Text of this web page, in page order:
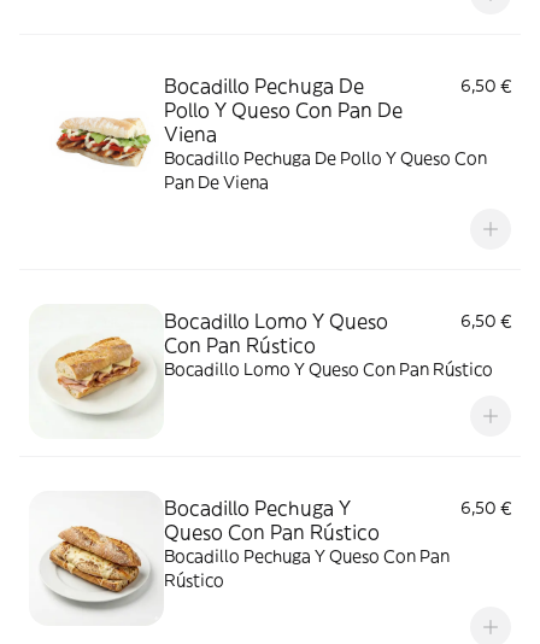
Bocadillo Pechuga De
Pollo Y Queso Con Pan De
Viena
6,50 €
Bocadillo Pechuga De Pollo Y Queso Con
Pan De Viena
Bocadillo Lomo Y Queso
Con Pan Rústico
6,50 €
Bocadillo Lomo Y Queso Con Pan Rústico
Bocadillo Pechuga Y
Queso Con Pan Rústico
6,50 €
Bocadillo Pechuga Y Queso Con Pan
Rústico